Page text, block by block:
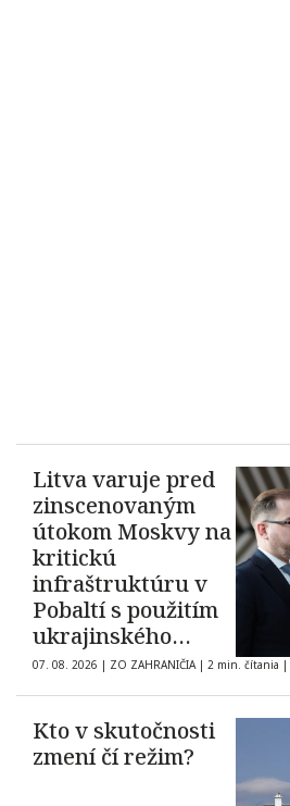
Litva varuje pred
zinscenovaným
útokom Moskvy na
kritickú
infraštruktúru v
Pobaltí s použitím
ukrajinského
dronu
07. 08. 2026 | ZO ZAHRANIČIA | 2 min. čítania |
Kto v skutočnosti
zmení čí režim?